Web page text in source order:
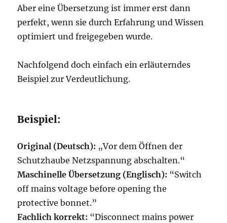
Aber eine Übersetzung ist immer erst dann
perfekt, wenn sie durch Erfahrung und Wissen
optimiert und freigegeben wurde.
Nachfolgend doch einfach ein erläuterndes
Beispiel zur Verdeutlichung.
Beispiel:
Original (Deutsch): „Vor dem Öffnen der
Schutzhaube Netzspannung abschalten.“
Maschinelle Übersetzung (Englisch): “Switch
off mains voltage before opening the
protective bonnet.”
Fachlich korrekt: “Disconnect mains power